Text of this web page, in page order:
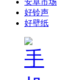
好铃声
好壁纸